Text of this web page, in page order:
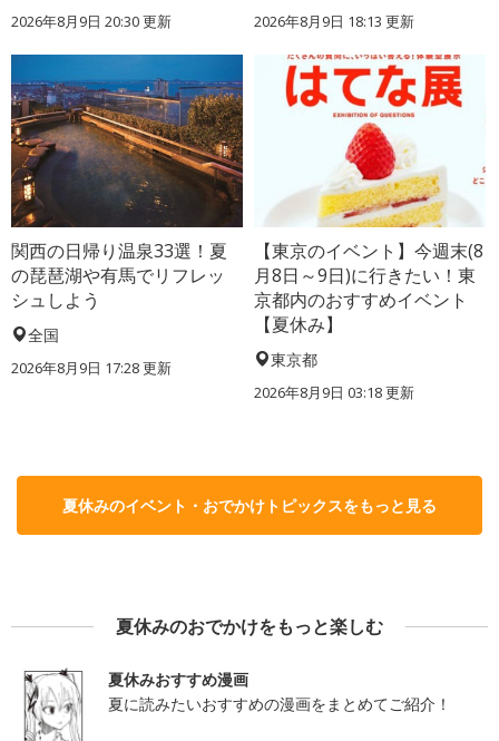
2026年8月9日 20:30更新 2026年8月9日 18:13 更新
関西の日帰り温泉33選！夏
の琵琶湖や有馬でリフレッ
シュしよう
全国
2026年8月9日 17:28更新
【東京のイベント】今週末(8
月8日～9日)に行きたい！東
京都内のおすすめイベント
【夏休み】
東京都
2026年8月9日 03:18更新
夏休みのイベント・おでかけトピックスをもっと見る
夏休みのおでかけをもっと楽しむ
夏休みおすすめ漫画
夏に読みたいおすすめの漫画をまとめてご紹介！